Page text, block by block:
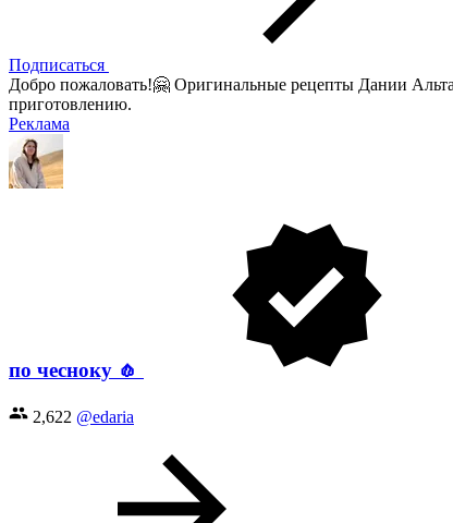
Подписаться
Добро пожаловать!🤗 Оригинальные рецепты Дании
приготовлению.
Реклама
по чесноку 🧄
2,622 @edaria